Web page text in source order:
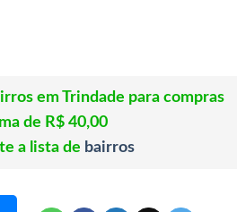
em Trindade para compras
de R$ 40,00
a lista de bairros